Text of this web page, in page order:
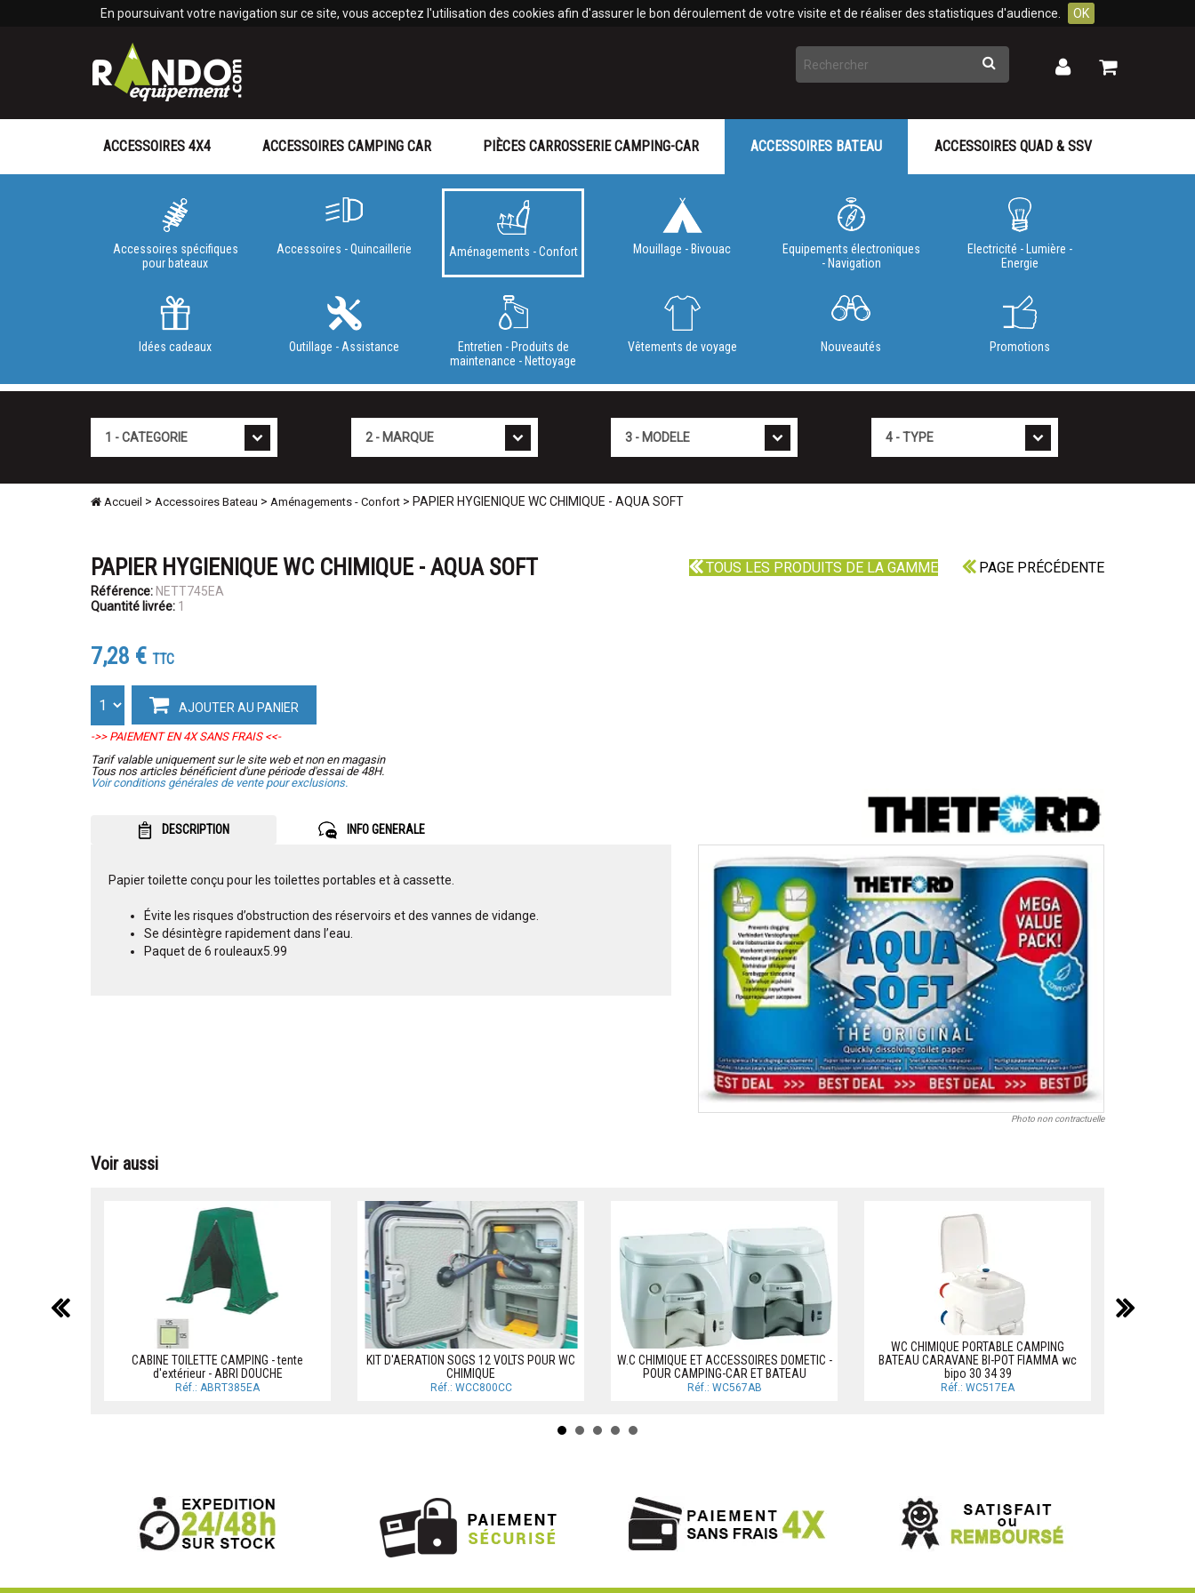
En poursuivant votre navigation sur ce site, vous acceptez l'utilisation des cookies afin d'assurer le bon déroulement de votre visite et de réaliser des statistiques d'audience. OK
Rechercher Mon
Mon
ACCESSOIRES 4X4 ACCESSOIRES CAMPING CAR PIÈCES CARROSSERIE CAMPING-CAR ACCESSOIRES BATEAU
Accessoires spécifiques
pour bateaux
Accessoires - Quincaillerie Aménagements - Confort Mouillage - Bivouac
Equipements électroniques
- Navigation
Electricité - Lumière -
Energie
Idées cadeaux Outillage - Assistance
Entretien - Produits de
maintenance - Nettoyage
Vêtements de voyage Nouveautés Promotions
ACCESSOIRES QUAD & SSV
Accueil > Accessoires Bateau > Aménagements - Confort > PAPIER HYGIENIQUE WC CHIMIQUE - AQUA SOFT
TOUS LES PRODUITS DE LA GAMME PAGE PRÉCÉDENTE
PAPIER HYGIENIQUE WC CHIMIQUE - AQUA SOFT
Référence: NETT745EA
Quantité livrée: 1
7,28 € TTC
AJOUTER AU PANIER
->> PAIEMENT EN 4X SANS FRAIS <<-
Tarif valable uniquement sur le site web et non en magasin
Tous nos articles bénéficient d'une période d'essai de 48H.
Voir conditions générales de vente pour exclusions.
DESCRIPTION INFO GENERALE
Papier toilette conçu pour les toilettes portables et à cassette.
Évite les risques d’obstruction des réservoirs et des vannes de vidange.
Se désintègre rapidement dans l’eau.
Paquet de 6 rouleaux5.99
Photo non contractuelle
Voir aussi
CABINE TOILETTE CAMPING - tente
d'extérieur - ABRI DOUCHE
Réf.: ABRT385EA
KIT D'AERATION SOGS 12 VOLTS POUR WC
CHIMIQUE
Réf.: WCC800CC
W.C CHIMIQUE ET ACCESSOIRES DOMETIC -
POUR CAMPING-CAR ET BATEAU
Réf.: WC567AB
WC CHIMIQUE PORTABLE CAMPING
BATEAU CARAVANE BI-POT FIAMMA wc
bipo 30 34 39
Réf.: WC517EA
précédent
Panneau de gestion des cookies